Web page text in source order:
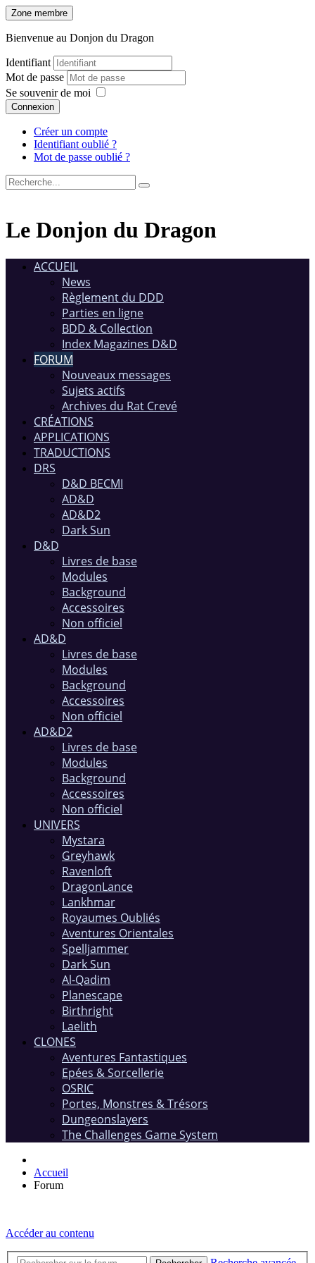
Zone membre
Bienvenue au Donjon du Dragon
Identifiant
Mot de passe
Se souvenir de moi
Connexion
Créer un compte
Identifiant oublié ?
Mot de passe oublié ?
Le Donjon du Dragon
ACCUEIL
News
Règlement du DDD
Parties en ligne
BDD & Collection
Index Magazines D&D
FORUM
Nouveaux messages
Sujets actifs
Archives du Rat Crevé
CRÉATIONS
APPLICATIONS
TRADUCTIONS
DRS
D&D BECMI
AD&D
AD&D2
Dark Sun
D&D
Livres de base
Modules
Background
Accessoires
Non officiel
AD&D
Livres de base
Modules
Background
Accessoires
Non officiel
AD&D2
Livres de base
Modules
Background
Accessoires
Non officiel
UNIVERS
Mystara
Greyhawk
Ravenloft
DragonLance
Lankhmar
Royaumes Oubliés
Aventures Orientales
Spelljammer
Dark Sun
Al-Qadim
Planescape
Birthright
Laelith
CLONES
Aventures Fantastiques
Epées & Sorcellerie
OSRIC
Portes, Monstres & Trésors
Dungeonslayers
The Challenges Game System
Accueil
Forum
Accéder au contenu